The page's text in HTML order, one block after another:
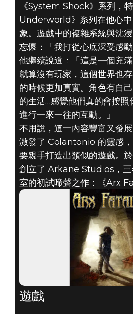
《System Shock》系列，
Underworld》系列在他心中
象。遊戲中的複雜系統與沈
忘懷：「我打從心底深受感動
他繼續說道：「這是一個充
就算沒有玩家，這個世界也
的時候更加真實。角色有自
的生活…感覺他們真的會按照
進行一來一往的互動。」
不用說，這一內容豐富又發
激發了 Colantonio 的靈感
要親手打造出類似的遊戲。
創立了 Arkane Studios，三
室的初試啼聲之作：《Arx
遊戲